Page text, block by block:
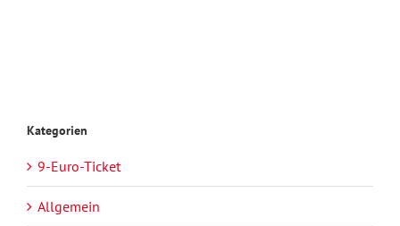
Kategorien
9-Euro-Ticket
Allgemein